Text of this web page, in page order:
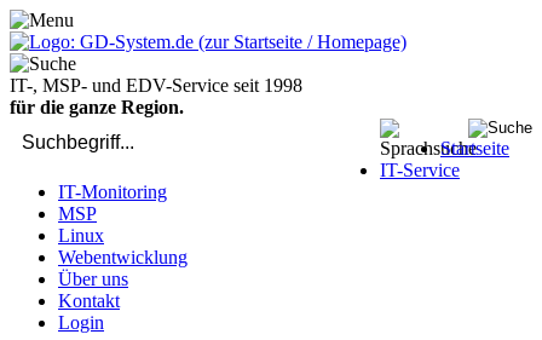
IT-, MSP- und EDV-Service seit 1998
für die ganze Region.
Startseite
IT-Service
IT-Monitoring
MSP
Linux
Webentwicklung
Über uns
Kontakt
Login